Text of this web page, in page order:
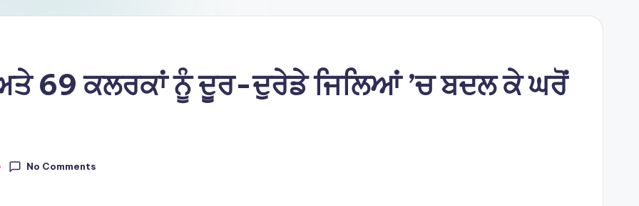
69 ਕਲਰਕਾਂ ਨੂੰ ਦੂਰ-ਦੁਰੇਡੇ ਜਿਲਿਆਂ ’ਚ ਬਦਲ ਕੇ ਘਰੋਂ
No Comments